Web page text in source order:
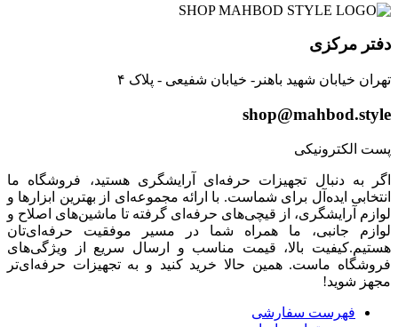
دفتر مرکزی
تهران خیابان شهید باهنر- خیابان شفیعی - پلاک ۴
shop@mahbod.style
پست الکترونیکی
اگر به دنبال تجهیزات حرفه‌ای آرایشگری هستید، فروشگاه ما
انتخابی ایده‌آل برای شماست. با ارائه مجموعه‌ای از بهترین ابزارها و
لوازم آرایشگری، از قیچی‌های حرفه‌ای گرفته تا ماشین‌های اصلاح و
لوازم جانبی، ما همراه شما در مسیر موفقیت حرفه‌ای‌تان
هستیم.کیفیت بالا، قیمت مناسب و ارسال سریع از ویژگی‌های
فروشگاه ماست. همین حالا خرید کنید و به تجهیزات حرفه‌ای‌تر
مجهز شوید!
فهرست سفارشی